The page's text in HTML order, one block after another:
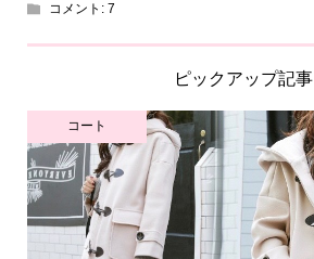
コメント: 7
ピックアップ記事
コート